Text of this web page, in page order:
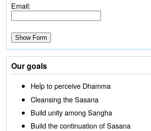
Email:
Our goals
Help to perceive Dhamma
Cleansing the Sasana
Build unity among Sangha
Build the continuation of Sasana